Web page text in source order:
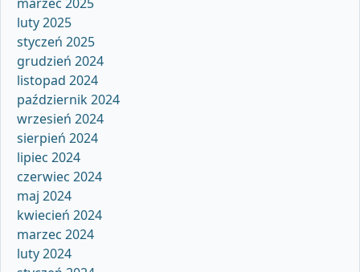
luty 2025
styczeń 2025
grudzień 2024
listopad 2024
październik 2024
wrzesień 2024
sierpień 2024
lipiec 2024
czerwiec 2024
maj 2024
kwiecień 2024
marzec 2024
luty 2024